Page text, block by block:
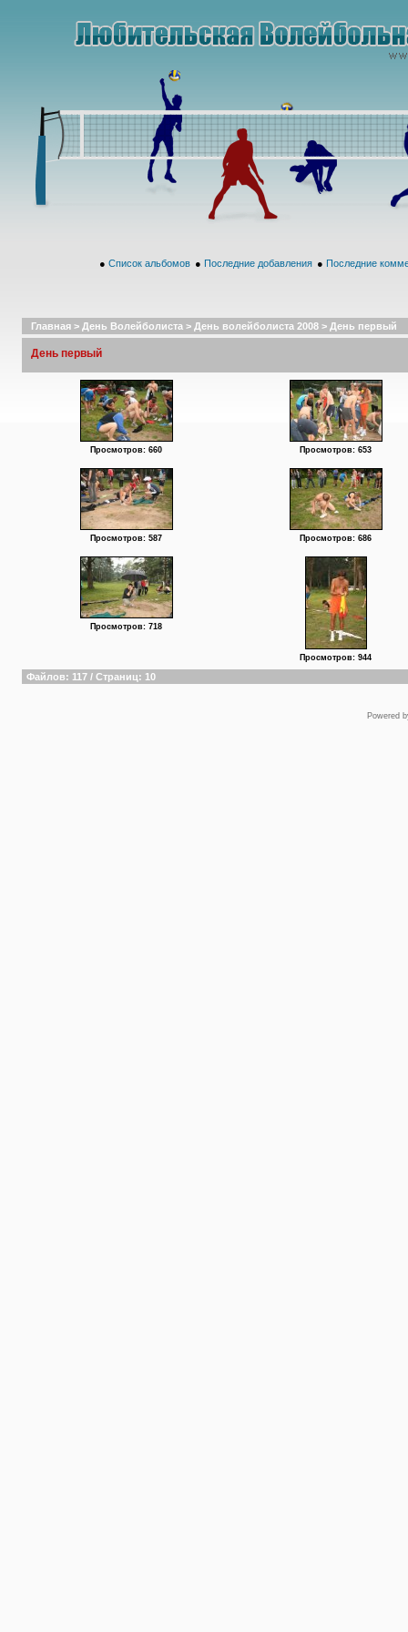
● Список альбомов ● Последние добавления ● Последние
Главная > День Волейболиста > День волейболиста 2008 > День первый
День первый
Просмотров: 660 Просмотров: 653
Просмотров: 587 Просмотров: 686
Просмотров: 718
Просмотров: 944
Файлов: 117 / Страниц: 10
Powered